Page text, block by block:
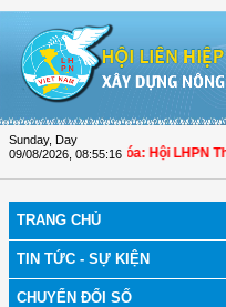
Sunday, Day
09/08/2026 08:55:17
| Thanh Hóa: Hội LHPN Thọ
TRANG CHỦ
TIN TỨC - SỰ KIỆN
CHUYỂN ĐỔI SỐ